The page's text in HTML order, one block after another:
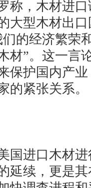
，木材进口
大型木材出
的经济繁荣
材”。这一言
保护国内产
的紧张关系。
进口木材进
延续，更是